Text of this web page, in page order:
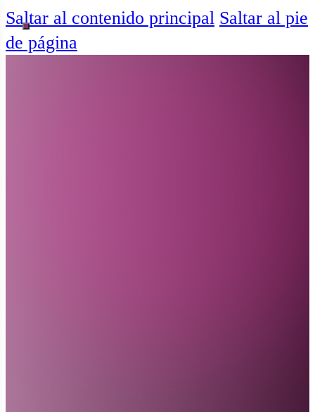
Saltar al contenido principal Saltar al pie
de página